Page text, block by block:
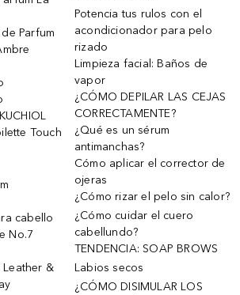
Parfum
Touch
cabello
No.7
&
Potencia tus rulos con el
acondicionador para pelo
rizado
Limpieza facial: Baños de
vapor
¿CÓMO DEPILAR LAS CEJAS
CORRECTAMENTE?
¿Qué es un sérum
antimanchas?
Cómo aplicar el corrector de
ojeras
¿Cómo rizar el pelo sin calor?
¿Cómo cuidar el cuero
cabellundo?
TENDENCIA: SOAP BROWS
Labios secos
¿CÓMO DISIMULAR LOS